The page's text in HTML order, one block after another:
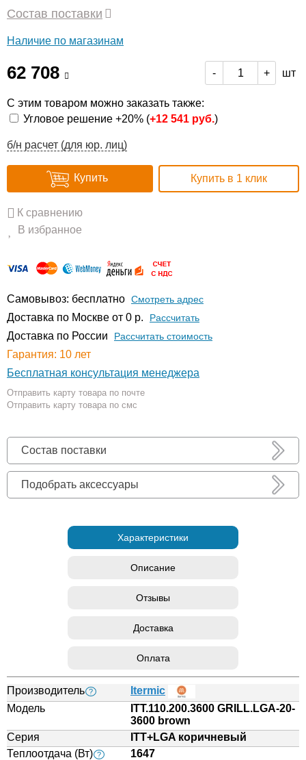
Состав поставки
Наличие по магазинам
62 708 - + шт
С этим товаром можно заказать также:
Угловое решение +20% (+12 541 руб.)
б/н расчет (для юр. лиц)
Купить Купить в 1 клик
К сравнению
В избранное
Самовывоз: бесплатно Смотреть адрес
Доставка по Москве от 0 р. Расcчитать
Доставка по России Рассчитать стоимость
Гарантия: 10 лет
Бесплатная консультация менеджера
Отправить карту товара по почте
Отправить карту товара по смс
Состав поставки
Подобрать аксессуары
Характеристики
Описание
Отзывы
Доставка
Оплата
Производитель ?
Itermic
Модель
ITT.110.200.3600 GRILL.LGA-20-
3600 brown
Серия
ITT+LGA коричневый
Теплоотдача (Вт) ?
1647